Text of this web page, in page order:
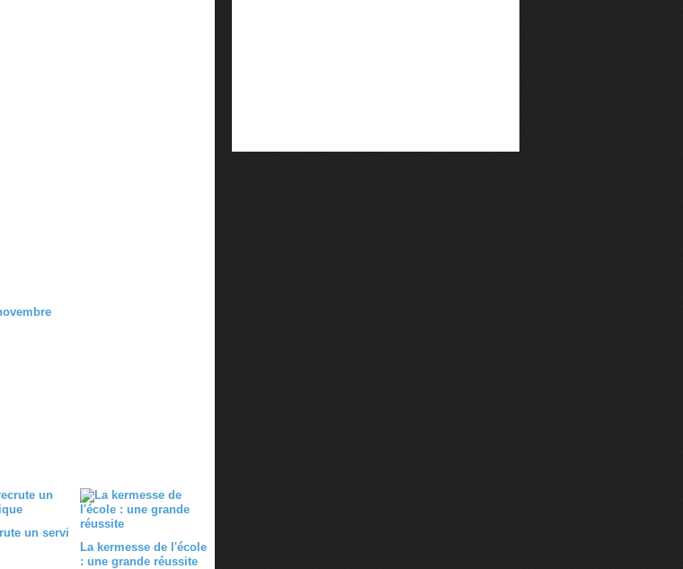
un servi
La kermesse de l'école
: une grande réussite